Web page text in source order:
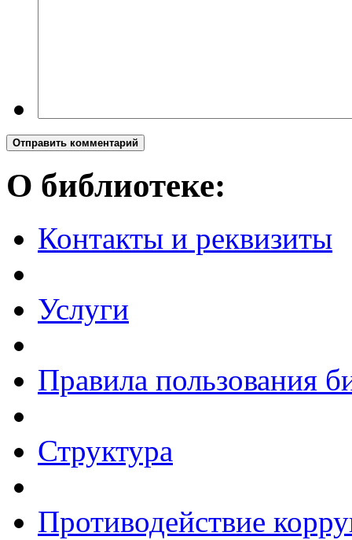
Отправить комментарий
О библиотеке:
Контакты и реквизиты
Услуги
Правила пользования
Структура
Противодействие